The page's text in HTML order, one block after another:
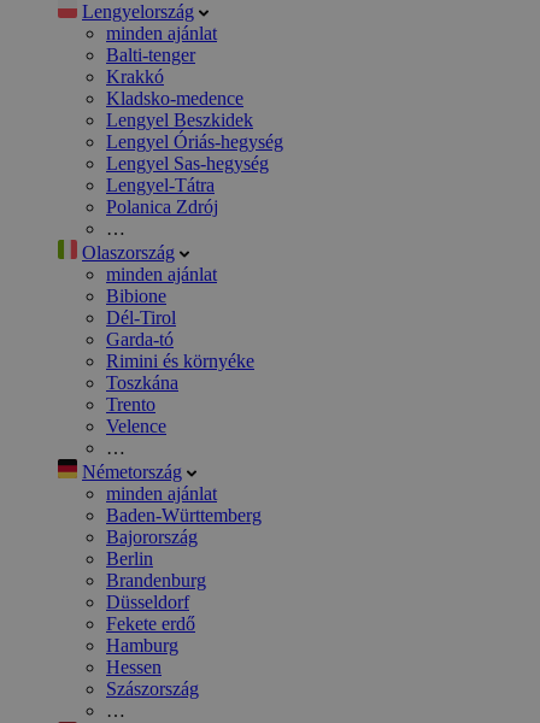
Lengyelország
minden ajánlat
Balti-tenger
Krakkó
Kladsko-medence
Lengyel Beszkidek
Lengyel Óriás-hegység
Lengyel Sas-hegység
Lengyel-Tátra
Polanica Zdrój
…
Olaszország
minden ajánlat
Bibione
Dél-Tirol
Garda-tó
Rimini és környéke
Toszkána
Trento
Velence
…
Németország
minden ajánlat
Baden-Württemberg
Bajorország
Berlin
Brandenburg
Düsseldorf
Fekete erdő
Hamburg
Hessen
Szászország
…